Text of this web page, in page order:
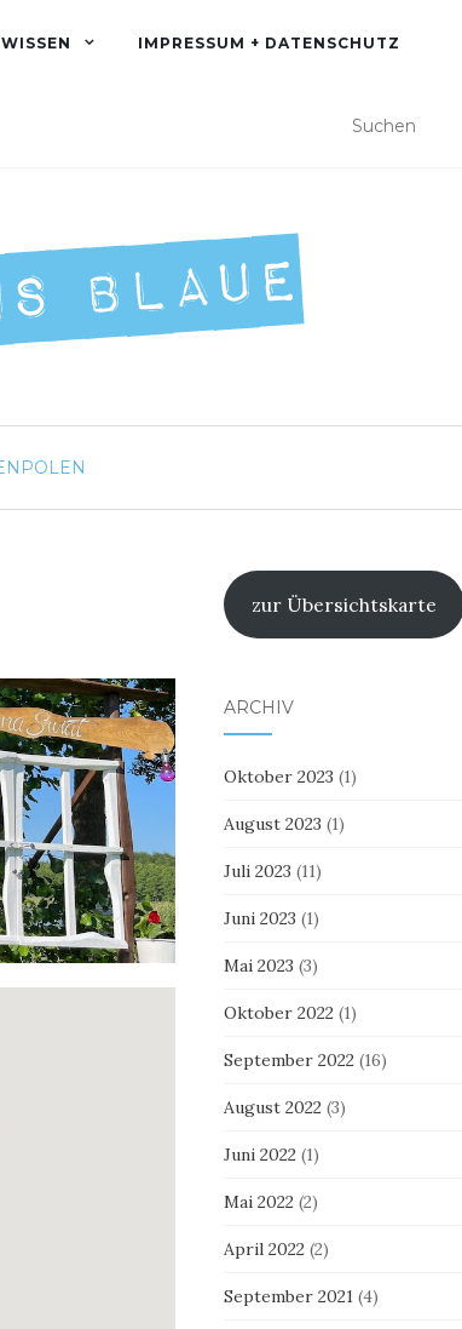
IMPRESSUM + DATENSCHUTZ
POLEN
zur Übersichtskarte
ARCHIV
Oktober 2023 (1)
August 2023 (1)
Juli 2023 (11)
Juni 2023 (1)
Mai 2023 (3)
Oktober 2022(1)
September 2022(16)
August 2022(3)
Juni 2022(1)
Mai 2022(2)
April 2022(2)
September 2021(4)